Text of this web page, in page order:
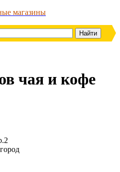
магазины
чая и кофе